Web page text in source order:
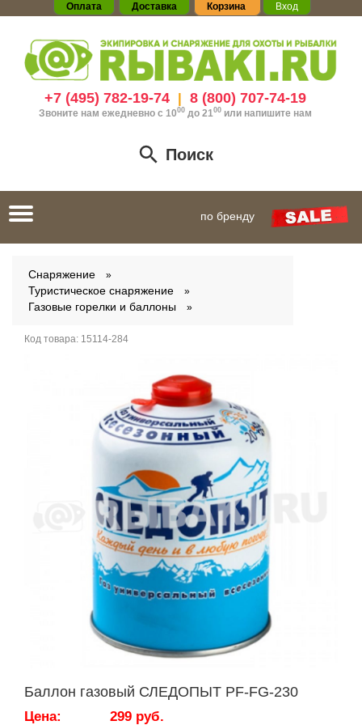
Оплата Доставка Корзина Вход
+7 (495) 782-19-74| 8 (800) 707-74-19
Звоните нам ежедневно с 1000до 21 00 или напишите нам
Поиск
Toggle
navigation
по бренду
Снаряжение
Туристическое снаряжение
Газовые горелки и баллоны
Код товара: 15114-284
Баллон газовый СЛЕДОПЫТ PF-FG-230
Цена: 299 руб.